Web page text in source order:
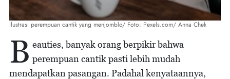
Ilustrasi perempuan cantik yang menjomblo/ Foto: Pexels.com/ Anna Chek
B eauties, banyak orang berpikir bahwa
perempuan cantik pasti lebih mudah
mendapatkan pasangan. Padahal kenyataannya,